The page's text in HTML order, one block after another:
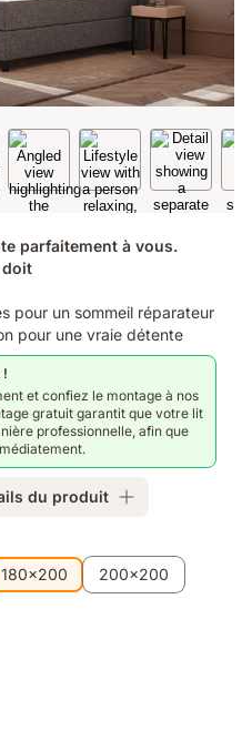
parfaitement à vous.
doit
pour un sommeil réparateur
pour une vraie détente
!
et confiez le montage à nos
gratuit garantit que votre lit
professionnelle, afin que
du produit
180x200
200x200